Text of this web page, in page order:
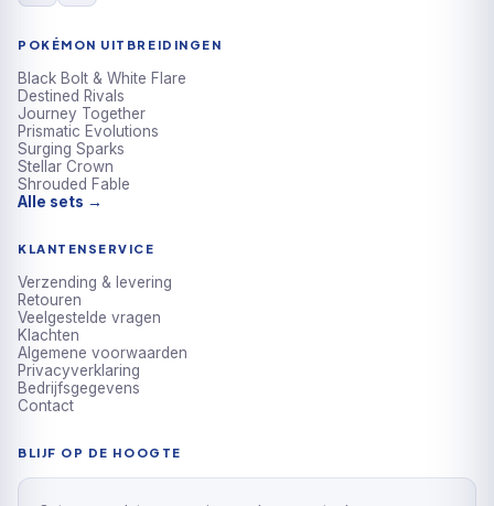
POKÉMON UITBREIDINGEN
Black Bolt & White Flare
Destined Rivals
Journey Together
Prismatic Evolutions
Surging Sparks
Stellar Crown
Shrouded Fable
Alle sets →
KLANTENSERVICE
Verzending & levering
Retouren
Veelgestelde vragen
Klachten
Algemene voorwaarden
Privacyverklaring
Bedrijfsgegevens
Contact
BLIJF OP DE HOOGTE